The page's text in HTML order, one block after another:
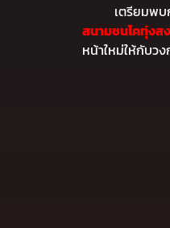
เตรียมพบกั
สนามชนโคทุ่งส
หน้าใหม่ให้กับว